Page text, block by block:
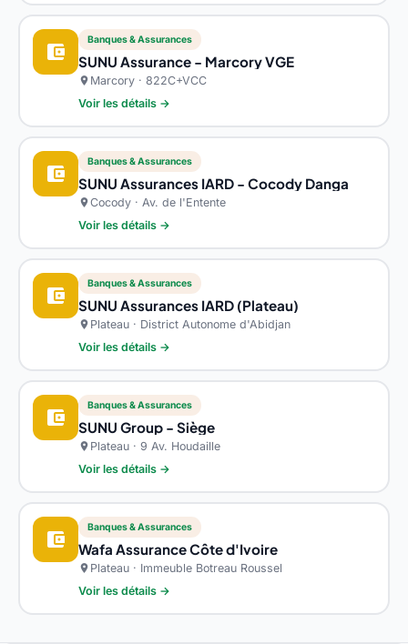
account_balance_wallet
Banques & Assurances
SUNU Assurance - Marcory VGE
location_on Marcory · 822C+VCC
Voir les détails →
account_balance_wallet
Banques & Assurances
SUNU Assurances IARD - Cocody Danga
location_onCocody · Av. de l'Entente
Voir les détails →
account_balance_wallet
Banques & Assurances
SUNU Assurances IARD (Plateau)
location_on Plateau · District Autonome d'Abidjan
Voir les détails →
account_balance_wallet
Banques & Assurances
SUNU Group - Siège
location_on Plateau · 9 Av. Houdaille
Voir les détails →
account_balance_wallet
Banques & Assurances
Wafa Assurance Côte d'Ivoire
location_on Plateau · Immeuble Botreau Roussel
Voir les détails →